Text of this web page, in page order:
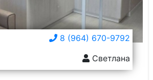
8 (964) 670-9792
Светлана